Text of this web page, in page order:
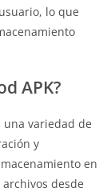
lo que
APK?
una variedad de
y
en
desde